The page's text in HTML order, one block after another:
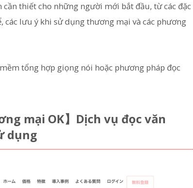
thiết cho những người mới bắt đầu, từ các đặc
các lưu ý khi sử dụng thương mại và các phương
tổng hợp giọng nói hoặc phương pháp đọc
mại OK】Dịch vụ đọc văn
dụng